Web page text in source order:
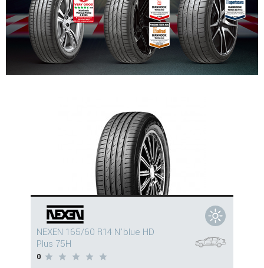
NEXEN 165/60 R14 N'blue HD
Plus 75H
0